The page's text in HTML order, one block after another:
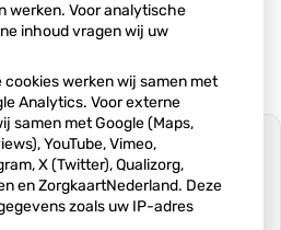
toestemming gegeven
werken. Voor analytische
inhoud vragen wij uw
werken wij samen met
Analytics. Voor externe
samen met Google (Maps,
YouTube, Vimeo,
X (Twitter), Qualizorg,
en ZorgkaartNederland. Deze
zoals uw IP-adres